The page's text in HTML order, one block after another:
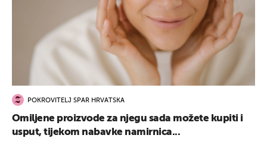
POKROVITELJ SPAR HRVATSKA
Omiljene proizvode za njegu sada možete kupiti i
usput, tijekom nabavke namirnica...